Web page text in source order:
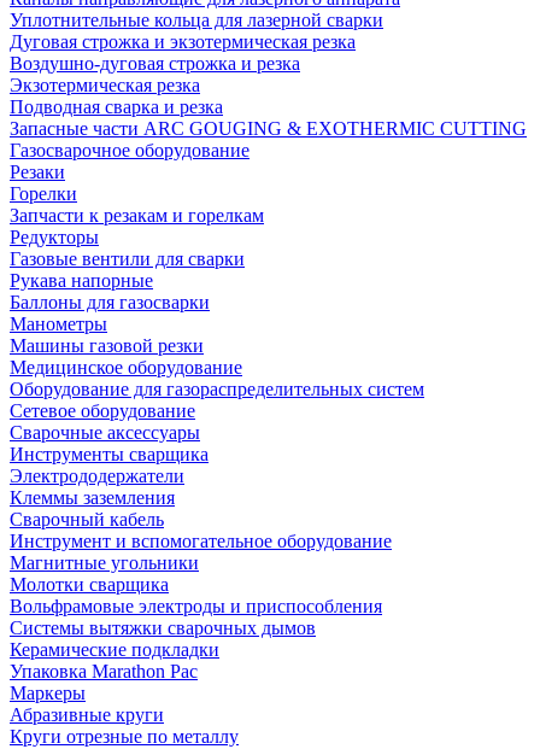
Уплотнительные кольца для лазерной сварки
Дуговая строжка и экзотермическая резка
Воздушно-дуговая строжка и резка
Экзотермическая резка
Подводная сварка и резка
Запасные части ARC GOUGING & EXOTHERMIC CUTTING
Газосварочное оборудование
Резаки
Горелки
Запчасти к резакам и горелкам
Редукторы
Газовые вентили для сварки
Рукава напорные
Баллоны для газосварки
Манометры
Машины газовой резки
Медицинское оборудование
Оборудование для газораспределительных систем
Сетевое оборудование
Сварочные аксессуары
Инструменты сварщика
Электрододержатели
Клеммы заземления
Сварочный кабель
Инструмент и вспомогательное оборудование
Магнитные угольники
Молотки сварщика
Вольфрамовые электроды и приспособления
Системы вытяжки сварочных дымов
Керамические подкладки
Упаковка Marathon Pac
Маркеры
Абразивные круги
Круги отрезные по металлу